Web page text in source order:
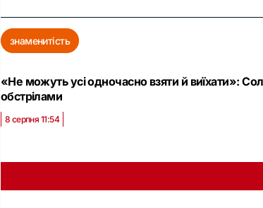
знаменитість
«Не можуть усі одночасно взяти й виїхати»:
обстрілами
8 серпня 11:54